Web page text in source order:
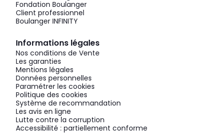
Fondation Boulanger
Client professionnel
Boulanger INFINITY
Informations légales
Nos conditions de Vente
Les garanties
Mentions légales
Données personnelles
Paramétrer les cookies
Politique des cookies
Système de recommandation
Les avis en ligne
Lutte contre la corruption
Accessibilité : partiellement conforme